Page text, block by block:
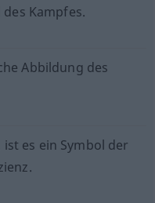
Kampfes.
Abbildung des
es ein Symbol der